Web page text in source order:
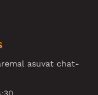
asuvat chat-